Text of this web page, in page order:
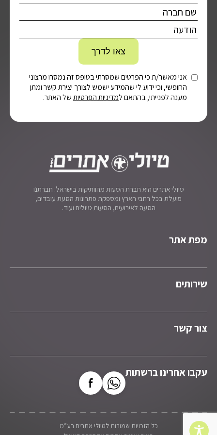
אני מאשר/ת כי הפרטים שמסרתי בטופס זה נמסרו מרצוני
החופשי, וכי ידוע לי שהמידע ישמש לצורך יצירת קשר ומתן
מענה לפנייתי, בהתאם למדיניות הפרטיותשל האתר.
טיולי אתרים היא חברת הסעות מהוותיקות בישראל. חברתנו
פועלת בכל רחבי הארץ ומספקת פתרונות הסעת עובדים,
הסעה לאירועים, הסעות טיולים ועוד.
מפת אתר
שירותים
צור קשר
עקבו אחרינו ברשתות
כל הזכויות שמורות לטיולי אתרים בע”מ